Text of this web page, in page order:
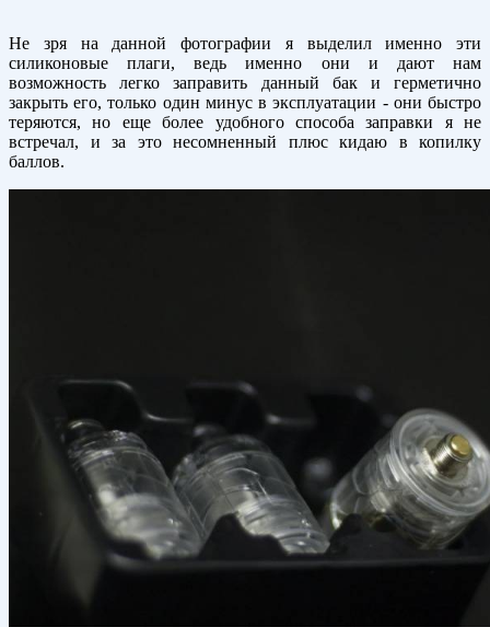
Не зря на данной фотографии я выделил именно эти
силиконовые плаги, ведь именно они и дают нам
возможность легко заправить данный бак и герметично
закрыть его, только один минус в эксплуатации - они быстро
теряются, но еще более удобного способа заправки я не
встречал, и за это несомненный плюс кидаю в копилку
баллов.